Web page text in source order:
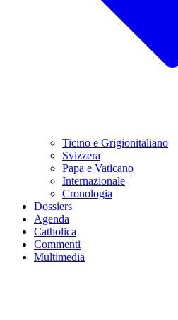
Ticino e Grigionitaliano
Svizzera
Papa e Vaticano
Internazionale
Cronologia
Dossiers
Agenda
Catholica
Commenti
Multimedia